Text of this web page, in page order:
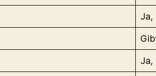
Ja,
Ja,